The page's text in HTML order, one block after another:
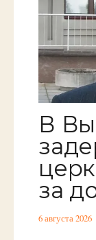
В
за
6 августа 2026